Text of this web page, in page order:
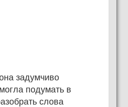
задумчиво
подумать в
слова